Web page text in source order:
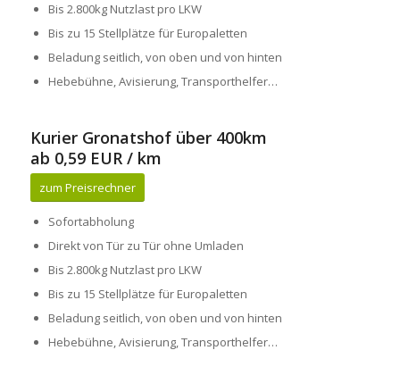
Bis 2.800kg Nutzlast pro LKW
Bis zu 15 Stellplätze für Europaletten
Beladung seitlich, von oben und von hinten
Hebebühne, Avisierung, Transporthelfer…
Kurier Gronatshof über 400km
ab 0,59 EUR / km
zum Preisrechner
Sofortabholung
Direkt von Tür zu Tür ohne Umladen
Bis 2.800kg Nutzlast pro LKW
Bis zu 15 Stellplätze für Europaletten
Beladung seitlich, von oben und von hinten
Hebebühne, Avisierung, Transporthelfer…